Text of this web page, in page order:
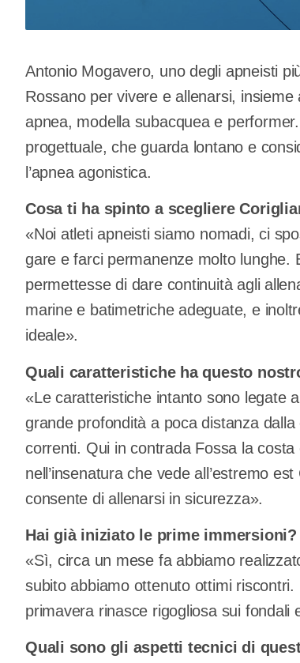
Antonio Mogavero, uno degli apneisti
Rossano per vivere e allenarsi,
apnea, modella subacquea e
progettuale, che guarda lontano e
l’apnea agonistica.
Cosa ti ha spinto a scegliere
«Noi atleti apneisti siamo nomadi, ci
gare e farci permanenze molto lunghe.
permettesse di dare continuità agli
marine e batimetriche adeguate, e
ideale».
Quali caratteristiche ha questo
«Le caratteristiche intanto sono legate
grande profondità a poca distanza
correnti. Qui in contrada Fossa la
nell’insenatura che vede all’estremo
consente di allenarsi in sicurezza».
Hai già iniziato le prime
«Sì, circa un mese fa abbiamo
subito abbiamo ottenuto ottimi
primavera rinasce rigogliosa sui
Quali sono gli aspetti tecnici di